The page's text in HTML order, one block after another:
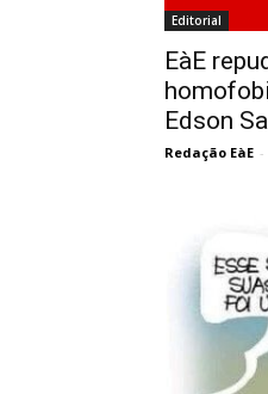
Editorial
EàE
Edson
Redação EàE -